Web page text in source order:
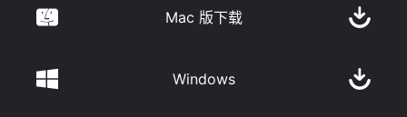
Mac 版下载
Windows